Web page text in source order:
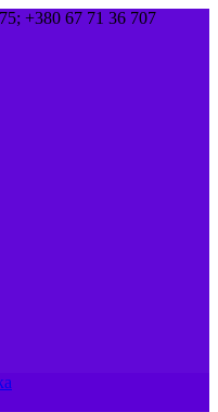
+380 67 71 36 707